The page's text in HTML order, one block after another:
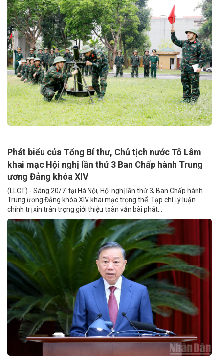
Phát biểu của Tổng Bí thư, Chủ tịch nước Tô Lâm
khai mạc Hội nghị lần thứ 3 Ban Chấp hành Trung
ương Đảng khóa XIV
(LLCT) - Sáng 20/7, tại Hà Nội, Hội nghị lần thứ 3, Ban Chấp hành
Trung ương Đảng khóa XIV khai mạc trọng thể. Tạp chí Lý luận
chính trị xin trân trọng giới thiệu toàn văn bài phát...